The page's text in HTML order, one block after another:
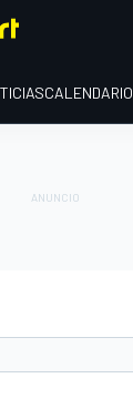
CALENDARIO